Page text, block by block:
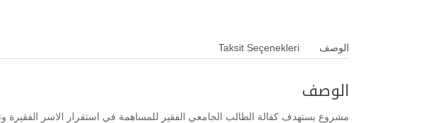
الوصف Taksit Seçenekleri
الوصف
مشروع يستهدف كفالة الطالب الجامعي الفقير للمساهمة في استقرار الاسر الفقيرة